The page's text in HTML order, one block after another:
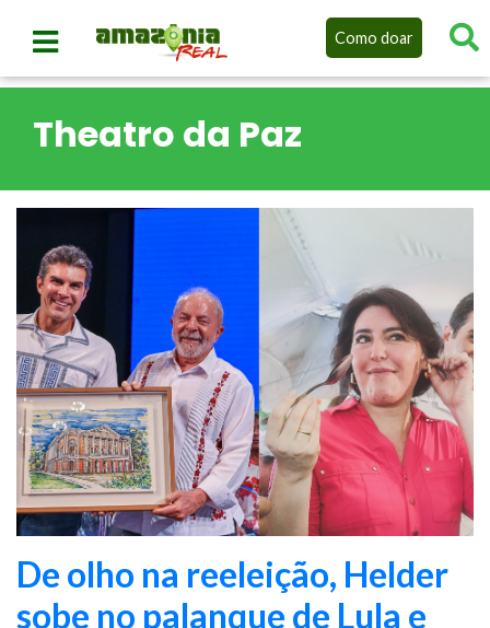
Como doar
Theatro da Paz
De olho na reeleição, Helder
sobe no palanque de Lula e